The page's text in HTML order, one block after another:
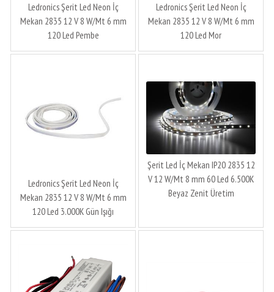
Ledronics Şerit Led Neon İç
Mekan 2835 12 V 8 W/Mt 6 mm
120 Led Pembe
Ledronics Şerit Led Neon İç
Mekan 2835 12 V 8 W/Mt 6 mm
120 Led Mor
Ledronics Şerit Led Neon İç
Mekan 2835 12 V 8 W/Mt 6 mm
120 Led 3.000K Gün Işığı
Şerit Led İç Mekan IP20 2835 12
V 12 W/Mt 8 mm 60 Led 6.500K
Beyaz Zenit Üretim